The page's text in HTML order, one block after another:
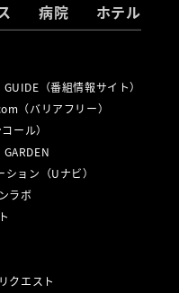
病院
ホテル
（番組情報サイト）
（バリアフリー）
ール）
ョン（Uナビ）
ラボ
クエスト